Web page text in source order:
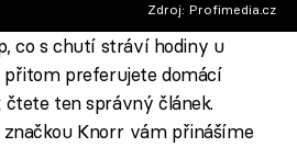
Zdroj: Profimedia.cz
co s chutí stráví hodiny u
přitom preferujete domácí
čtete ten správný článek.
značkou Knorr vám přinášíme